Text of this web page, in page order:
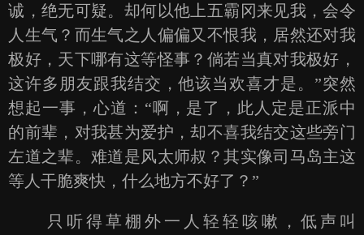
诚，绝无可疑。却何以他上五霸冈来见我，会令
人生气？而生气之人偏偏又不恨我，居然还对我
极好，天下哪有这等怪事？倘若当真对我极好，
这许多朋友跟我结交，他该当欢喜才是。”突然
想起一事，心道：“啊，是了，此人定是正派中
的前辈，对我甚为爱护，却不喜我结交这些旁门
左道之辈。难道是风太师叔？其实像司马岛主这
等人干脆爽快，什么地方不好了？”
只听得草棚外一人轻轻咳嗽，低声叫